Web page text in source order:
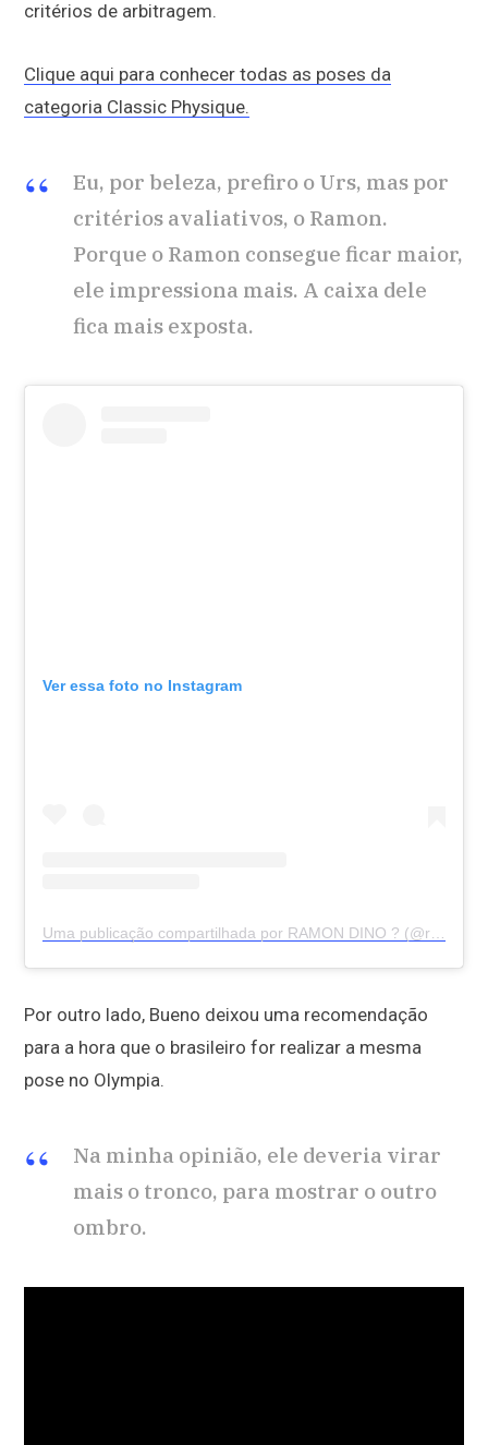
critérios de arbitragem.
Clique aqui para conhecer todas as poses da
categoria Classic Physique.
Eu, por beleza, prefiro o Urs, mas por
critérios avaliativos, o Ramon.
Porque o Ramon consegue ficar maior,
ele impressiona mais. A caixa dele
fica mais exposta.
Ver essa foto no Instagram
Uma publicação compartilhada por RAMON DINO ? (@ramondinopro)
Por outro lado, Bueno deixou uma recomendação
para a hora que o brasileiro for realizar a mesma
pose no Olympia.
Na minha opinião, ele deveria virar
mais o tronco, para mostrar o outro
ombro.